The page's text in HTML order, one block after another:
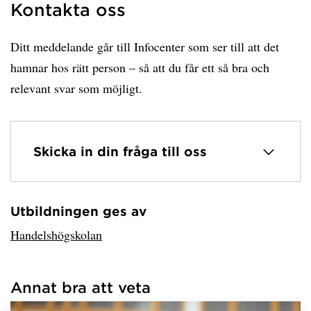
Kontakta oss
Ditt meddelande går till Infocenter som ser till att det
hamnar hos rätt person – så att du får ett så bra och
relevant svar som möjligt.
Skicka in din fråga till oss
Har hämtat avsändare.
Utbildningen ges av
Handelshögskolan
hämtat länkar.
Annat bra att veta